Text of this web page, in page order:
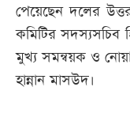
ছবি
ভিডিও
পেয়েছেন দলের
কমিটির সদস্যসচিব
মুখ্য সমন্বয়ক ও
হান্নান মাসউদ।